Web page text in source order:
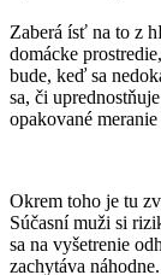
Zaberá ísť na to z
domácke
bude, keď sa
sa, či
opakované
Okrem toho je tu
Súčasní muži si
sa na vyšetrenie
zachytáva náhodne.